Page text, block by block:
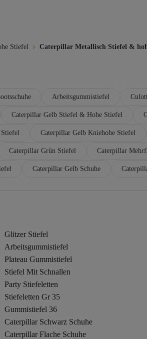
Stiefel Caterpillar Metallisch Stiefel &
Arbeitsgummistiefel
Caterpillar Gelb Stiefel & Hohe Stiefel
Caterpillar Gelb Kniehohe Stiefel
Caterpillar Grün Stiefel Caterpillar
Caterpillar Gelb Schuhe
Glitzer Stiefel
Arbeitsgummistiefel
Plateau Gummistiefel
Stiefel Mit Schnallen
Party Stiefeletten
Stiefeletten Gr 35
Gummistiefel 36
Caterpillar Schwarz Schuhe
Caterpillar Flache Schuhe